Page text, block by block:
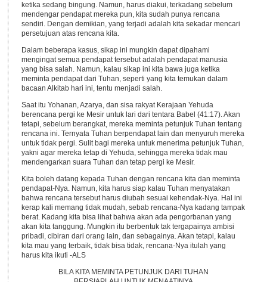
ketika sedang bingung. Namun, harus diakui, terkadang sebelum
mendengar pendapat mereka pun, kita sudah punya rencana
sendiri. Dengan demikian, yang terjadi adalah kita sekadar mencari
persetujuan atas rencana kita.
Dalam beberapa kasus, sikap ini mungkin dapat dipahami
mengingat semua pendapat tersebut adalah pendapat manusia
yang bisa salah. Namun, kalau sikap ini kita bawa juga ketika
meminta pendapat dari Tuhan, seperti yang kita temukan dalam
bacaan Alkitab hari ini, tentu menjadi salah.
Saat itu Yohanan, Azarya, dan sisa rakyat Kerajaan Yehuda
berencana pergi ke Mesir untuk lari dari tentara Babel (41:17). Akan
tetapi, sebelum berangkat, mereka meminta petunjuk Tuhan tentang
rencana ini. Ternyata Tuhan berpendapat lain dan menyuruh mereka
untuk tidak pergi. Sulit bagi mereka untuk menerima petunjuk Tuhan,
yakni agar mereka tetap di Yehuda, sehingga mereka tidak mau
mendengarkan suara Tuhan dan tetap pergi ke Mesir.
Kita boleh datang kepada Tuhan dengan rencana kita dan meminta
pendapat-Nya. Namun, kita harus siap kalau Tuhan menyatakan
bahwa rencana tersebut harus diubah sesuai kehendak-Nya. Hal ini
kerap kali memang tidak mudah, sebab rencana-Nya kadang tampak
berat. Kadang kita bisa lihat bahwa akan ada pengorbanan yang
akan kita tanggung. Mungkin itu berbentuk tak tergapainya ambisi
pribadi, cibiran dari orang lain, dan sebagainya. Akan tetapi, kalau
kita mau yang terbaik, tidak bisa tidak, rencana-Nya itulah yang
harus kita ikuti -ALS
BILA KITA MEMINTA PETUNJUK DARI TUHAN